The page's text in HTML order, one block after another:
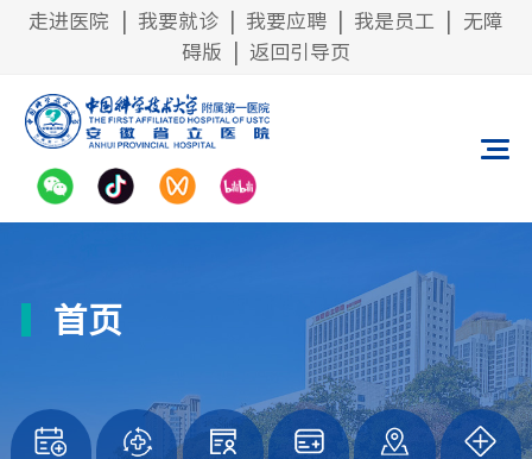
走进医院 我要就诊 我要应聘 我是员工
无障
碍版
返回引导页
首页